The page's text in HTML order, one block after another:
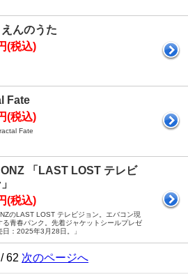
んのうた
(税込)
Fate
(税込)
Fate
「LAST LOST テレビ
(税込)
のLAST LOST テレビジョン。エバコン現
る青春パンク。先着ジャケットシールプレゼ
日：2025年3月28日。」
62 次のページへ